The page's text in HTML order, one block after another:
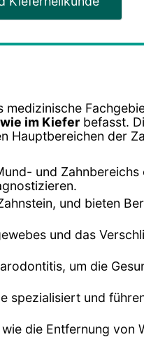
medizinische
im Kiefer befasst.
Hauptbereichen der
und
und bieten
und das
um die
spezialisiert und
die Entfernung von